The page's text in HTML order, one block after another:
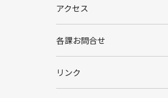
アクセス
各課お問合せ
リンク